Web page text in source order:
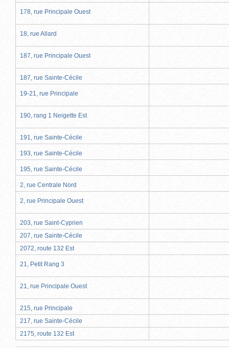
178, rue Principale Ouest
18, rue Allard
187, rue Principale Ouest
187, rue Sainte-Cécile
19-21, rue Principale
190, rang 1 Neigette Est
191, rue Sainte-Cécile
193, rue Sainte-Cécile
195, rue Sainte-Cécile
2, rue Centrale Nord
2, rue Principale Ouest
203, rue Saint-Cyprien
207, rue Sainte-Cécile
2072, route 132 Est
21, Petit Rang 3
21, rue Principale Ouest
215, rue Principale
217, rue Sainte-Cécile
2175, route 132 Est